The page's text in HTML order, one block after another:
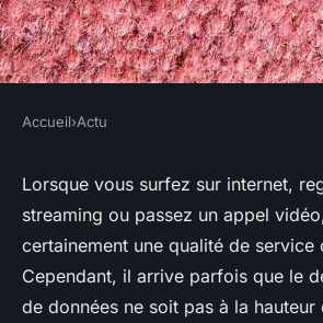
Quelles mesures
améliorer la qualité
(QoS) dans les
télécommunications
Accueil›Actu
Lorsque vous surfez sur internet,
streaming ou passez un appel
certainement une qualité de service
Cependant, il arrive parfois que le
de données ne soit pas à la hauteur